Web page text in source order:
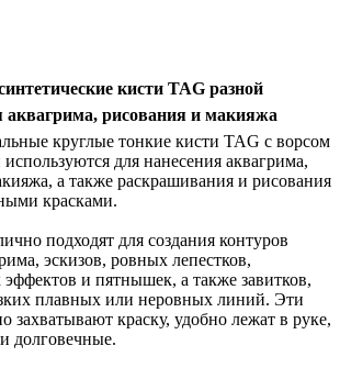
кисти TAG разной
рисования и макияжа
круглые тонкие кисти TAG с ворсом
для нанесения аквагрима,
а также раскрашивания и рисования
красками.
подходят для создания контуров
эскизов, ровных лепестков,
и пятнышек, а также завитков,
плавных или неровных линий. Эти
захватывают краску, удобно лежат в руке,
долговечные.